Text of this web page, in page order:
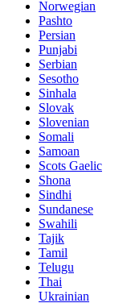
Norwegian
Pashto
Persian
Punjabi
Serbian
Sesotho
Sinhala
Slovak
Slovenian
Somali
Samoan
Scots Gaelic
Shona
Sindhi
Sundanese
Swahili
Tajik
Tamil
Telugu
Thai
Ukrainian